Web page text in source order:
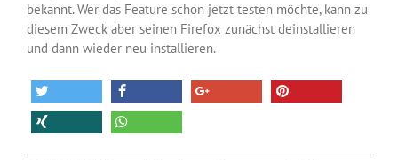
bekannt. Wer das Feature schon jetzt testen möchte, kann zu
diesem Zweck aber seinen Firefox zunächst deinstallieren
und dann wieder neu installieren.